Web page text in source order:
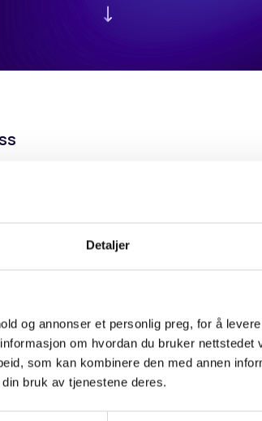
Detaljer
og annonser et personlig preg, for å
om hvordan du bruker nettstedet
som kan kombinere den med annen
bruk av tjenestene deres.
Services AS,Postboks 120, 4001